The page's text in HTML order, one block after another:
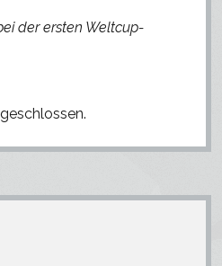
der ersten Weltcup-